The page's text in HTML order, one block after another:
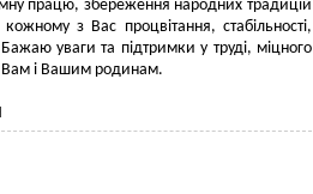
працю, збереження народних традицій
з Вас процвітання, стабільності,
уваги та підтримки у труді, міцного
Вам і Вашим родинам.